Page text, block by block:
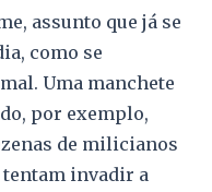
assunto que já se
como se
Uma manchete
por exemplo,
de milicianos
invadir a